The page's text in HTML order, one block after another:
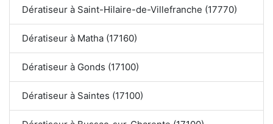
Dératiseur à Saint-Hilaire-de-Villefranche (17770)
Dératiseur à Matha (17160)
Dératiseur à Gonds (17100)
Dératiseur à Saintes (17100)